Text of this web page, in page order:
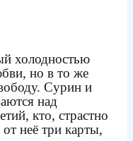
холодностью
но в то же
Сурин и
над
кто, страстно
неё три карты,